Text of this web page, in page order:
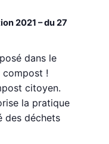
2021 – du 27
dans le
compost !
citoyen.
la pratique
des déchets